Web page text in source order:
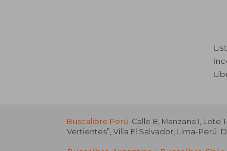
Buscalibre Perú . Calle 8, Manzana I, Lote
Vertientes”, Villa El Salvador, Lima-Perú.